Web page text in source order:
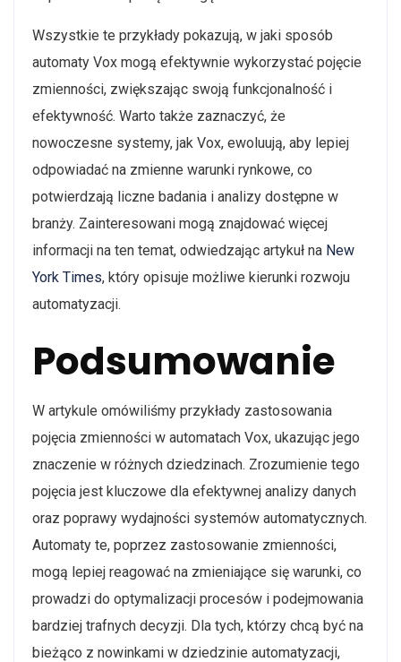
Wszystkie te przykłady pokazują, w jaki sposób
automaty Vox mogą efektywnie wykorzystać pojęcie
zmienności, zwiększając swoją funkcjonalność i
efektywność. Warto także zaznaczyć, że
nowoczesne systemy, jak Vox, ewoluują, aby lepiej
odpowiadać na zmienne warunki rynkowe, co
potwierdzają liczne badania i analizy dostępne w
branży. Zainteresowani mogą znajdować więcej
informacji na ten temat, odwiedzając artykuł na New
York Times, który opisuje możliwe kierunki rozwoju
automatyzacji.
Podsumowanie
W artykule omówiliśmy przykłady zastosowania
pojęcia zmienności w automatach Vox, ukazując jego
znaczenie w różnych dziedzinach. Zrozumienie tego
pojęcia jest kluczowe dla efektywnej analizy danych
oraz poprawy wydajności systemów automatycznych.
Automaty te, poprzez zastosowanie zmienności,
mogą lepiej reagować na zmieniające się warunki, co
prowadzi do optymalizacji procesów i podejmowania
bardziej trafnych decyzji. Dla tych, którzy chcą być na
bieżąco z nowinkami w dziedzinie automatyzacji,